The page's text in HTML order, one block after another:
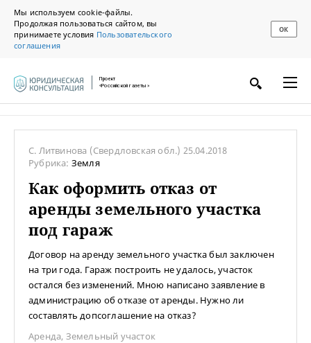
Мы используем cookie-файлы.
Продолжая пользоваться сайтом, вы
принимаете условия Пользовательского
соглашения
ОК
Проект
«Российской газеты»
C. Литвинова (Свердловская обл.) 25.04.2018
Рубрика: Земля
Как оформить отказ от
аренды земельного участка
под гараж
Договор на аренду земельного участка был заключен
на три года. Гараж построить не удалось, участок
остался без изменений. Мною написано заявление в
администрацию об отказе от аренды. Нужно ли
составлять допсоглашение на отказ?
Аренда, Земельный участок